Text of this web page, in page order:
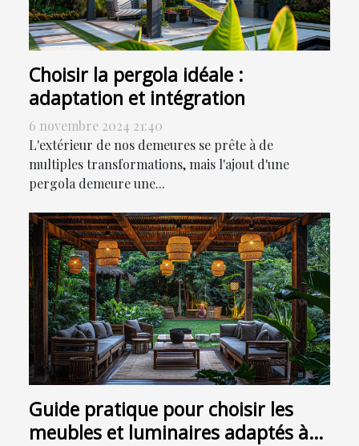
Choisir la pergola idéale :
adaptation et intégration
6 novembre 2024 21:40
L'extérieur de nos demeures se prête à de
multiples transformations, mais l'ajout d'une
pergola demeure une...
Guide pratique pour choisir les
meubles et luminaires adaptés à